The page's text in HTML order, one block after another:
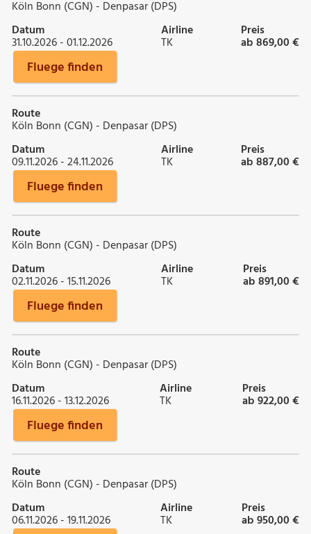
Köln Bonn (CGN) - Denpasar (DPS)
Datum
31.10.2026 - 01.12.2026
Airline
TK
Preis
ab 869,00 €
Fluege finden
Route
Köln Bonn (CGN) - Denpasar (DPS)
Datum
09.11.2026 - 24.11.2026
Airline
TK
Preis
ab 887,00 €
Fluege finden
Route
Köln Bonn (CGN) - Denpasar (DPS)
Datum
02.11.2026 - 15.11.2026
Airline
TK
Preis
ab 891,00 €
Fluege finden
Route
Köln Bonn (CGN) - Denpasar (DPS)
Datum
16.11.2026 - 13.12.2026
Airline
TK
Preis
ab 922,00 €
Fluege finden
Route
Köln Bonn (CGN) - Denpasar (DPS)
Datum
06.11.2026 - 19.11.2026
Airline
TK
Preis
ab 950,00 €